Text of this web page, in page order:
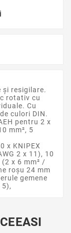
resigilare.
rotativ cu
Cu
culori DIN.
pentru 2 x
mm², 5
x KNIPEX
2 x 11), 10
x 6 mm² /
roșu 24 mm
gemene
5),